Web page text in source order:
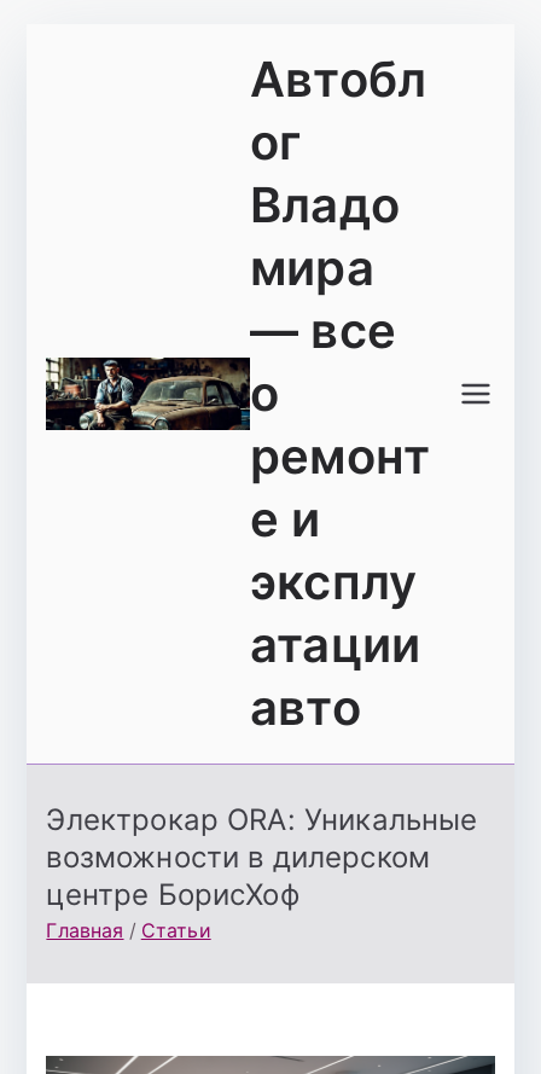
Автобл
ог
Владо
мира
— все
о
ремонт
е и
эксплу
атации
авто
Электрокар ORA: Уникальные
возможности в дилерском
центре БорисХоф
Главная Статьи